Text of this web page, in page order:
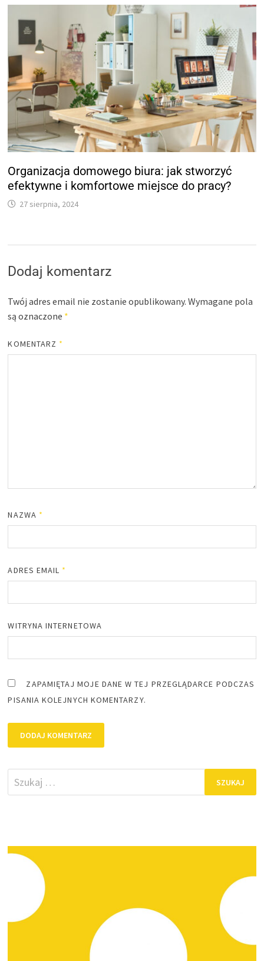
Organizacja domowego biura: jak stworzyć
efektywne i komfortowe miejsce do pracy?
27 sierpnia, 2024
Dodaj komentarz
Twój adres email nie zostanie opublikowany. Wymagane pola
są oznaczone *
KOMENTARZ *
NAZWA *
ADRES EMAIL *
WITRYNA INTERNETOWA
ZAPAMIĘTAJ MOJE DANE W TEJ PRZEGLĄDARCE PODCZAS
PISANIA KOLEJNYCH KOMENTARZY.
Szukaj: